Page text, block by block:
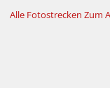
Alle Fotostrecken Zum